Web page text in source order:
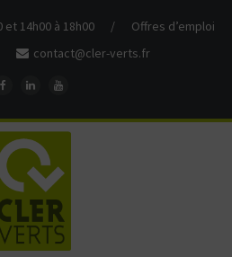
et 14h00 à 18h00 /
Offres d’emploi
contact@cler-verts.fr